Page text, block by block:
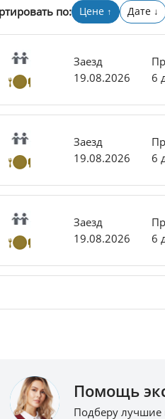
по: Цене ↑ Дате ↓
Заезд
19.08.2026
6
Заезд
19.08.2026
6
Заезд
19.08.2026
6
Помощь
Подберу